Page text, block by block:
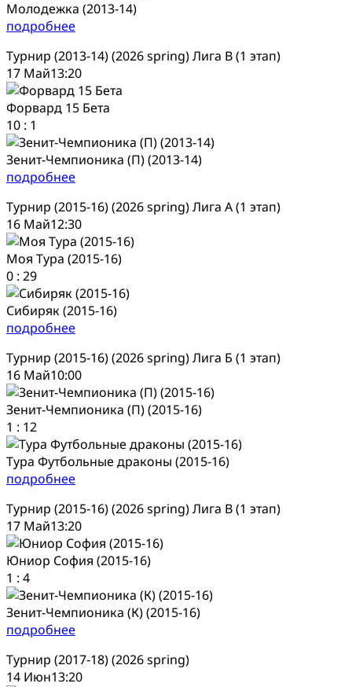
Молодежка (2013-14)
подробнее
Турнир (2013-14) (2026 spring) Лига В (1 этап)
17 Май13:20
Форвард 15 Бета
10 : 1
Зенит-Чемпионика (П) (2013-14)
подробнее
Турнир (2015-16) (2026 spring) Лига А (1 этап)
16 Май12:30
Моя Тура (2015-16)
0 : 29
Сибиряк (2015-16)
подробнее
Турнир (2015-16) (2026 spring) Лига Б (1 этап)
16 Май10:00
Зенит-Чемпионика (П) (2015-16)
1 : 12
Тура Футбольные драконы (2015-16)
подробнее
Турнир (2015-16) (2026 spring) Лига В (1 этап)
17 Май13:20
Юниор София (2015-16)
1 : 4
Зенит-Чемпионика (К) (2015-16)
подробнее
Турнир (2017-18) (2026 spring)
14 Июн13:20